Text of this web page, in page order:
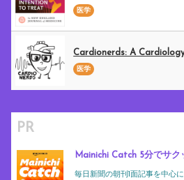
医学
Cardionerds: A
医学
PR
Mainichi Catch 5分でサク
毎日新聞の朝刊1面記事を中心